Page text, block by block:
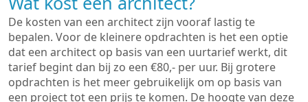
De kosten van een architect zijn vooraf lastig te
bepalen. Voor de kleinere opdrachten is het een optie
dat een architect op basis van een uurtarief werkt, dit
tarief begint dan bij zo een €80,- per uur. Bij grotere
opdrachten is het meer gebruikelijk om op basis van
een project tot een prijs te komen. De hoogte van deze